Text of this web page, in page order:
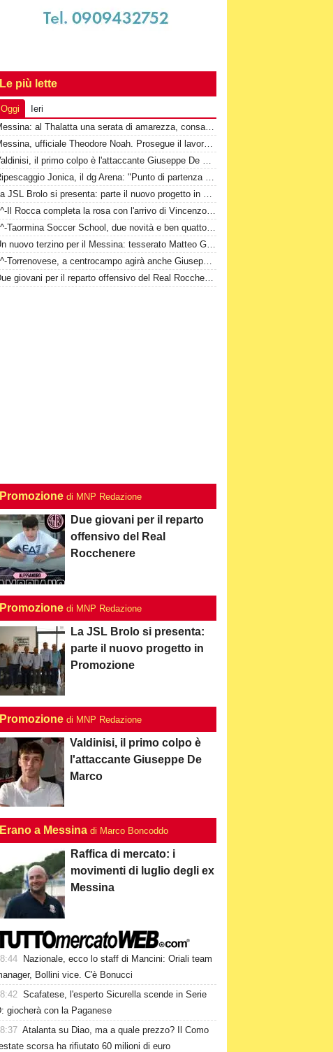
Le più lette
Oggi
Ieri
Messina: al Thalatta una serata di amarezza, consapevolezza e speranza
Messina, ufficiale Theodore Noah. Prosegue il lavoro a Cascia
Valdinisi, il primo colpo è l'attaccante Giuseppe De Marco
Ripescaggio Jonica, il dg Arena: "Punto di partenza di un nuovo percorso"
La JSL Brolo si presenta: parte il nuovo progetto in Promozione
1^-Il Rocca completa la rosa con l'arrivo di Vincenzo Di Marco
2^-Taormina Soccer School, due novità e ben quattordici conferme
Un nuovo terzino per il Messina: tesserato Matteo Guerriero
1^-Torrenovese, a centrocampo agirà anche Giuseppe Masi
Due giovani per il reparto offensivo del Real Rocchenere
Promozione di MNP Redazione
Due giovani per il reparto
offensivo del Real
Rocchenere
Promozione di MNP Redazione
La JSL Brolo si presenta:
parte il nuovo progetto in
Promozione
Promozione di MNP Redazione
Valdinisi, il primo colpo è
l'attaccante Giuseppe De
Marco
Erano a Messina di Marco Boncoddo
Raffica di mercato: i
movimenti di luglio degli ex
Messina
Nazionale, ecco lo staff di Mancini: Oriali team
Bollini vice. C'è Bonucci
Scafatese, l'esperto Sicurella scende in Serie
giocherà con la Paganese
Atalanta su Diao, ma a quale prezzo? Il Como
scorsa ha rifiutato 60 milioni di euro